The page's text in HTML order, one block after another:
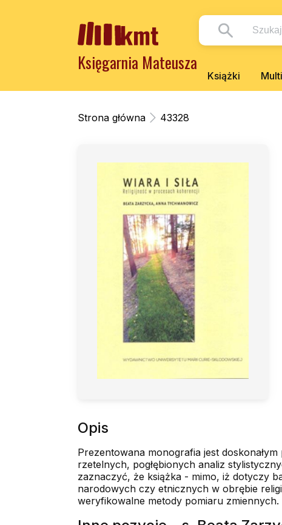
Księgarnia Mateusza
Książki
Strona główna 43328
Opis
Prezentowana monografia jest
rzetelnych, pogłębionych analiz
zaznaczyć, że książka - mimo, iż dotyczy
narodowych czy etnicznych w obrębie
weryfikowalne metody pomiaru zmiennych.